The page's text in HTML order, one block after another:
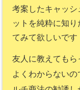
考案したキャッシ
ットを純粋に知
てみて欲しいです
友人に教えてもら
よくわからない